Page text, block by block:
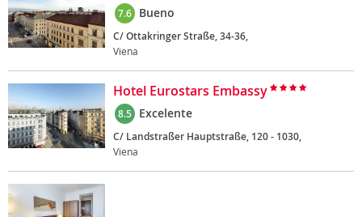
7.6 Bueno
C/ Ottakringer Straße, 34-36,
Viena
Hotel Eurostars Embassy
8.5 Excelente
C/ Landstraßer Hauptstraße, 120 - 1030,
Viena